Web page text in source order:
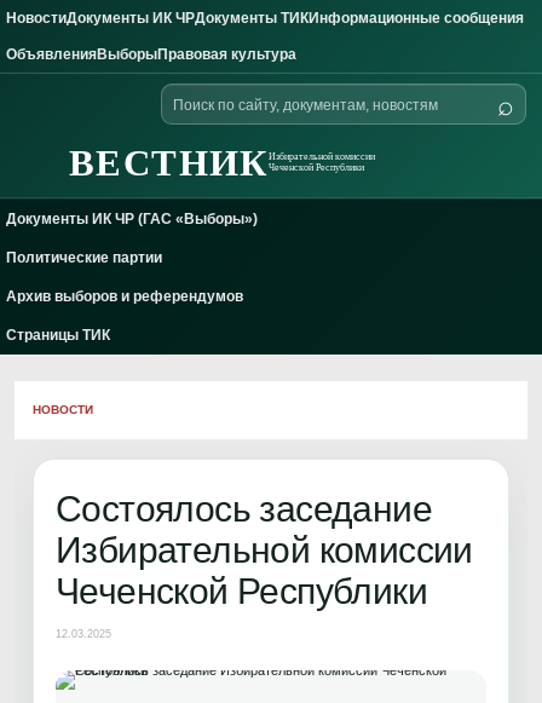
Skip to content
НовостиДокументы ИК ЧРДокументы ТИКИнформационные сообщения
ОбъявленияВыборыПравовая культура
ВЕСТНИКИзбирательной комиссии
Чеченской Республики
Поиск
по
⌕
Документы ИК ЧР (ГАС «Выборы»)
Политические партии
Архив выборов и референдумов
Страницы ТИК
НОВОСТИ
Состоялось заседание
Избирательной комиссии
Чеченской Республики
12.03.2025